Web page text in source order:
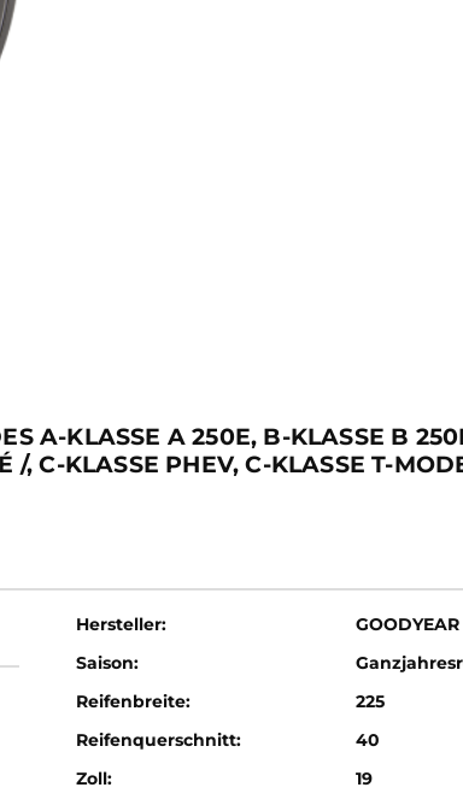
A-KLASSE A 250E, B-KLASSE B
, C-KLASSE PHEV, C-KLASSE T-
Hersteller:
GOODYEAR
Saison:
Reifenbreite:
225
Reifenquerschnitt:
40
Zoll:
19